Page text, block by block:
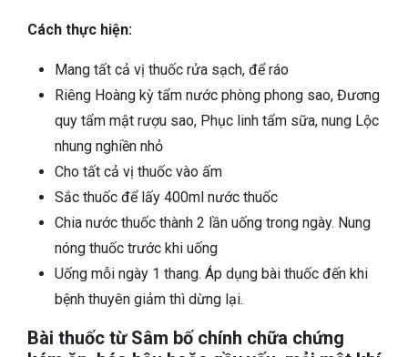
Cách thực hiện:
Mang tất cả vị thuốc rửa sạch, để ráo
Riêng Hoàng kỳ tẩm nước phòng phong sao, Đương
quy tẩm mật rượu sao, Phục linh tẩm sữa, nung Lộc
nhung nghiền nhỏ
Cho tất cả vị thuốc vào ấm
Sắc thuốc để lấy 400ml nước thuốc
Chia nước thuốc thành 2 lần uống trong ngày. Nung
nóng thuốc trước khi uống
Uống mỗi ngày 1 thang. Áp dụng bài thuốc đến khi
bệnh thuyên giảm thì dừng lại.
Bài thuốc từ Sâm bố chính chữa chứng